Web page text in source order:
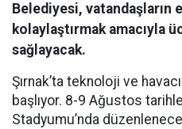
Belediyesi, vatandaşların
kolaylaştırmak amacıyla
sağlayacak.
Şırnak’ta teknoloji ve
başlıyor. 8-9 Ağustos
Stadyumu’nda